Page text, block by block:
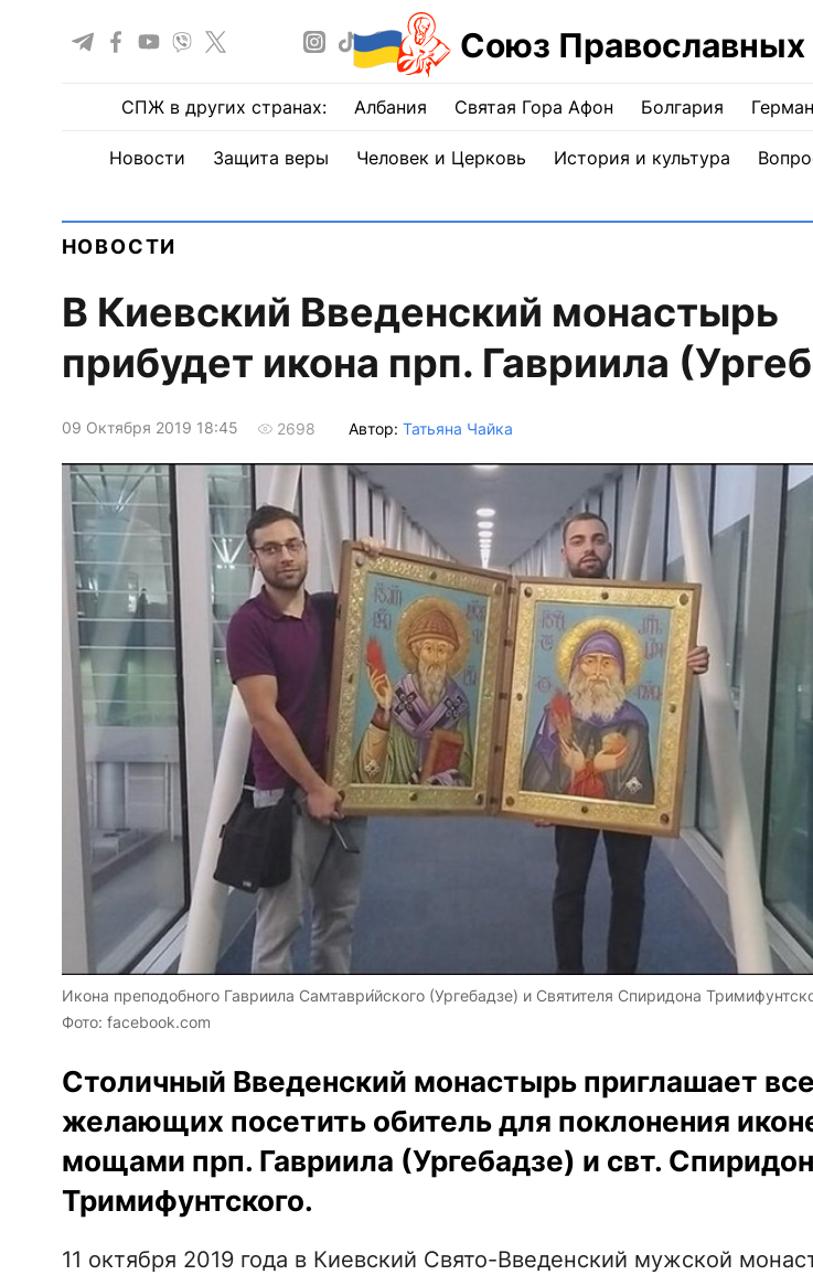
Союз
СПЖ в других странах: Албания Святая Гора Афон Болгария
Новости Защита веры Человек и Церковь История и культура
НОВОСТИ
В Киевский Введенский монастырь
прибудет икона прп. Гавриила
09 Октября 2019 18:45 2698 Автор: Татьяна Чайка
Икона преподобного Гавриила Самтаври́йского (Ургебадзе) и Святителя Спиридона
Фото: facebook.com
Столичный Введенский монастырь приглашает
желающих посетить обитель для поклонения
мощами прп. Гавриила (Ургебадзе) и свт.
Тримифунтского.
11 октября 2019 года в Киевский Свято-Введенский мужской